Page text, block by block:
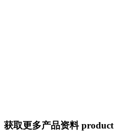
获取更多产品资料 product